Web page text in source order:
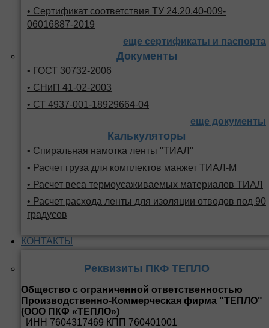
• Сертификат соответствия ТУ 24.20.40-009-
06016887-2019
еще сертификаты и паспорта
Документы
• ГОСТ 30732-2006
• СНиП 41-02-2003
• СТ 4937-001-18929664-04
еще документы
Калькуляторы
• Спиральная намотка ленты "ТИАЛ"
• Расчет груза для комплектов манжет ТИАЛ-М
• Расчет веса термоусаживаемых материалов ТИАЛ
• Расчет расхода ленты для изоляции отводов под 90
градусов
КОНТАКТЫ
Реквизиты ПКФ ТЕПЛО
Общество с ограниченной ответственностью
Производственно-Коммерческая фирма "ТЕПЛО"
(ООО ПКФ «ТЕПЛО»)
ИНН 7604317469 КПП 760401001